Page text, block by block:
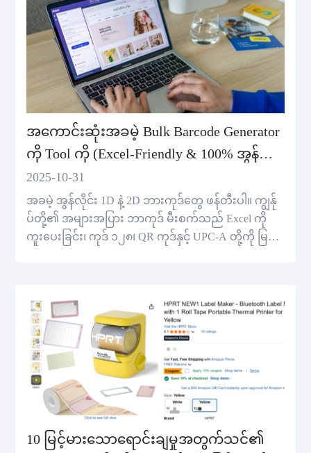
အကောင်းဆုံးအခမဲ့ Bulk Barcode Generator
ကို Tool ကို (Excel-Friendly & 100% အွန်
လိုင်း)
2025-10-31
အခမဲ့ အွန်လိုင်း 1D နဲ့ 2D ဘားကုဒ်တွေ ဖန်တီးပါ။ ကျွန်ု
ပ်တို့၏ အများအပြား ဘာကုဒ် မီးစက်သည် Excel ကို
ကူးပေးခြင်း၊ ကုဒ် ၁၂၈၊ QR ကုဒ်နှင့် UPC-A တို့ကို မြန်
10 မြင့်မားသောရောင်းချမှုအတွက်သင်၏